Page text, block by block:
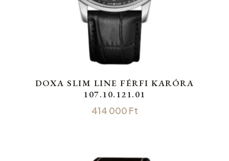
DOXA SLIM LINE FÉRFI KARÓRA
107.10.121.01
414 000 Ft